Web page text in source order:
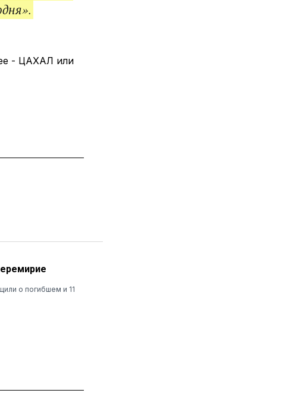
- ЦАХАЛ или
о погибшем и 11